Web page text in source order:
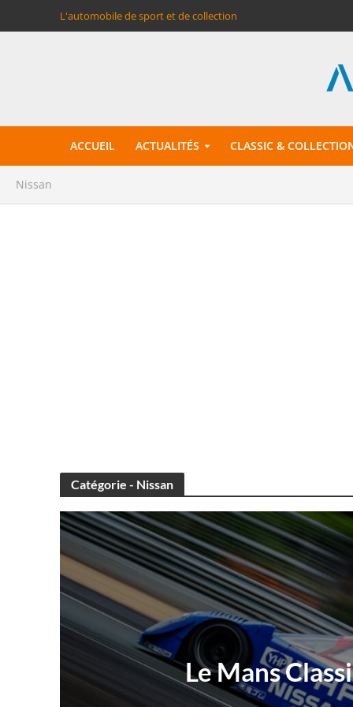
L'automobile de sport et de collection
ACCUEIL ACTUALITÉS CLASSIC &
Nissan
Catégorie - Nissan
Le Mans